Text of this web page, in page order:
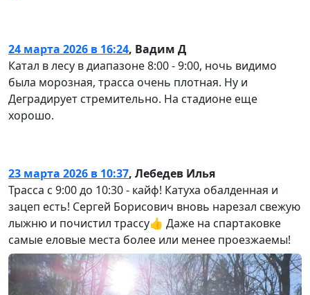
24 марта 2026 в 16:24, Вадим Д
Катал в лесу в диапазоне 8:00 - 9:00, ночь видимо
была морозная, трасса очень плотная. Ну и
Деградирует стремительно. На стадионе еще
хорошо.
23 марта 2026 в 10:37, Лебедев Илья
Трасса с 9:00 до 10:30 - кайф! Катуха обалденная и
зацеп есть! Сергей Борисович вновь нарезал свежую
лыжню и почистил трассу👍 Даже на спартаковке
самые еловые места более или менее проезжаемы!